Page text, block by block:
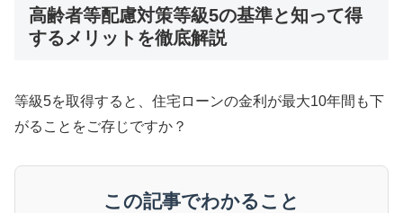
高齢者等配慮対策等級5の基準と知って得
するメリットを徹底解説
等級5を取得すると、住宅ローンの金利が最大10年間も下
がることをご存じですか？
この記事でわかること